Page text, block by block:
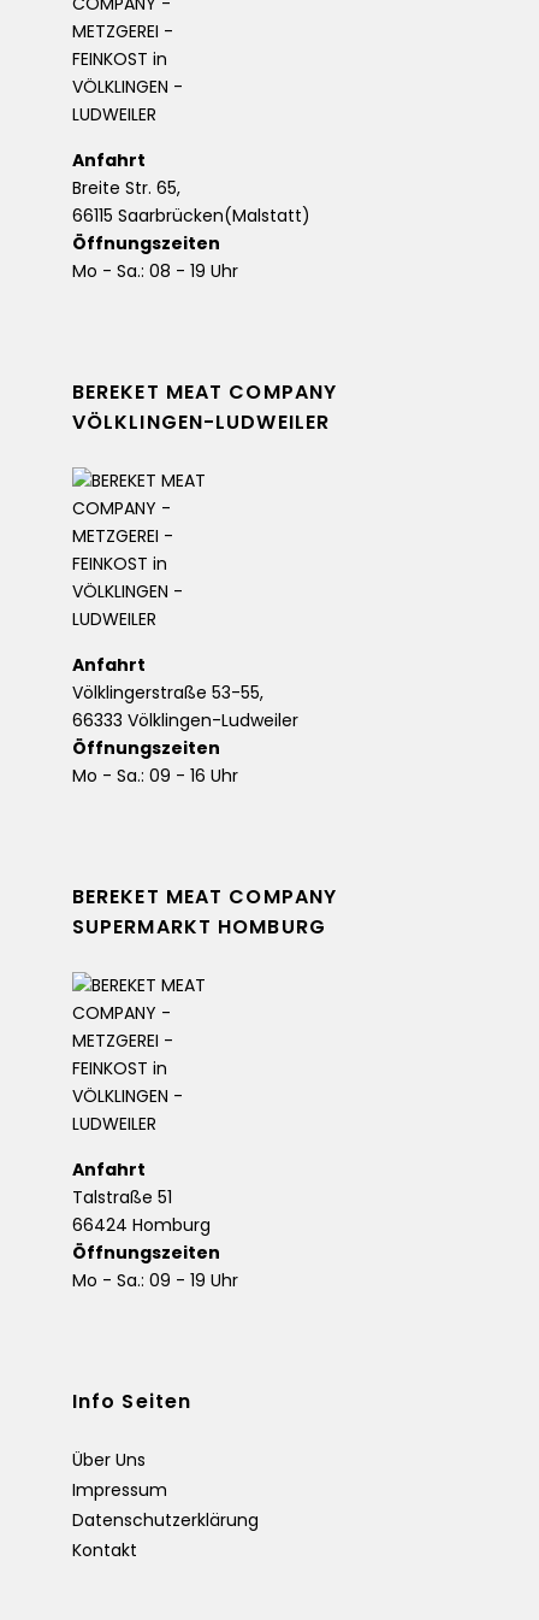
Anfahrt
Breite Str. 65,
66115 Saarbrücken(Malstatt)
Öffnungszeiten
Mo - Sa.: 08 - 19 Uhr
BEREKET MEAT COMPANY
VÖLKLINGEN-LUDWEILER
Anfahrt
Völklingerstraße 53-55,
66333 Völklingen-Ludweiler
Öffnungszeiten
Mo - Sa.: 09 - 16 Uhr
BEREKET MEAT COMPANY
SUPERMARKT HOMBURG
Anfahrt
Talstraße 51
66424 Homburg
Öffnungszeiten
Mo - Sa.: 09 - 19 Uhr
Info Seiten
Über Uns
Impressum
Datenschutzerklärung
Kontakt